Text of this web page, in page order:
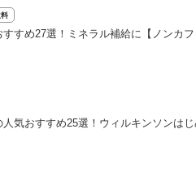
すすめ27選！ミネラル補給に【ノンカフ
人気おすすめ25選！ウィルキンソンは